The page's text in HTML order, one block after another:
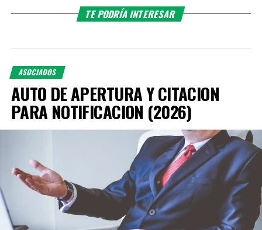
TE PODRÍA INTERESAR
ASOCIADOS
AUTO DE APERTURA Y CITACION
PARA NOTIFICACION (2026)